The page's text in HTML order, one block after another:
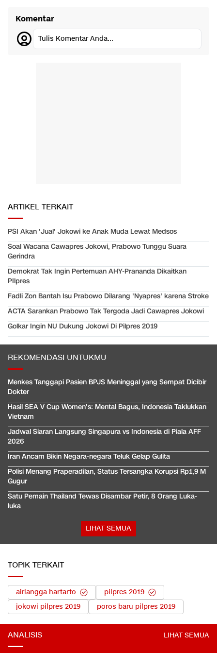
Komentar
Tulis Komentar Anda...
ARTIKEL TERKAIT
PSI Akan 'Jual' Jokowi ke Anak Muda Lewat Medsos
Soal Wacana Cawapres Jokowi, Prabowo Tunggu Suara
Gerindra
Demokrat Tak Ingin Pertemuan AHY-Prananda Dikaitkan
PIlpres
Fadli Zon Bantah Isu Prabowo Dilarang 'Nyapres' karena Stroke
ACTA Sarankan Prabowo Tak Tergoda Jadi Cawapres Jokowi
Golkar Ingin NU Dukung Jokowi Di Pilpres 2019
REKOMENDASI UNTUKMU
Menkes Tanggapi Pasien BPJS Meninggal yang Sempat Dicibir
Dokter
Hasil SEA V Cup Women's: Mental Bagus, Indonesia Taklukkan
Vietnam
Jadwal Siaran Langsung Singapura vs Indonesia di Piala AFF
2026
Iran Ancam Bikin Negara-negara Teluk Gelap Gulita
Polisi Menang Praperadilan, Status Tersangka Korupsi Rp1,9 M
Gugur
Satu Pemain Thailand Tewas Disambar Petir, 8 Orang Luka-
luka
LIHAT SEMUA
TOPIK TERKAIT
airlangga hartarto
pilpres 2019
jokowi pilpres 2019
poros baru pilpres 2019
ANALISIS LIHAT SEMUA